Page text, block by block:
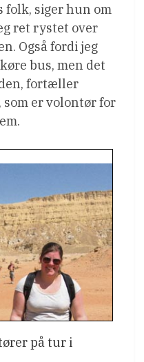
folk, siger hun om
ret rystet over
Også fordi jeg
bus, men det
fortæller
som er volontør for
på tur i